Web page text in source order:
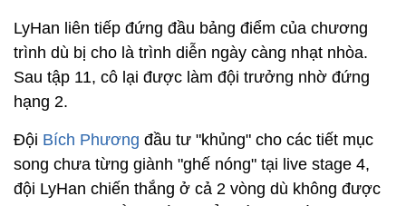
LyHan liên tiếp đứng đầu bảng điểm của chương
trình dù bị cho là trình diễn ngày càng nhạt nhòa.
Sau tập 11, cô lại được làm đội trưởng nhờ đứng
hạng 2.
Đội Bích Phương đầu tư "khủng" cho các tiết mục
song chưa từng giành "ghế nóng" tại live stage 4,
đội LyHan chiến thắng ở cả 2 vòng dù không được